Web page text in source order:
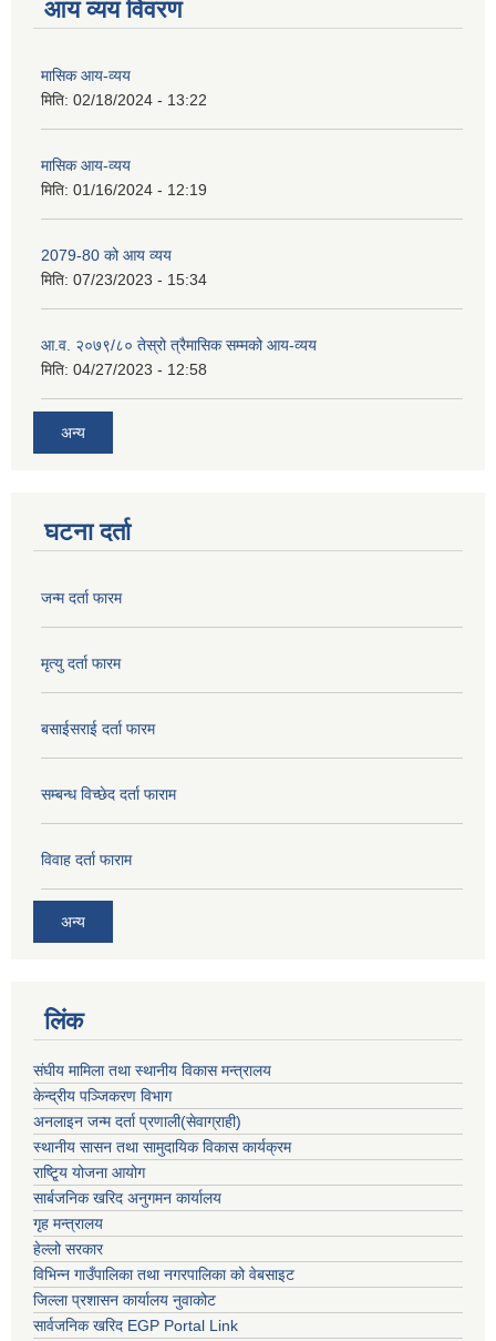
आय व्यय विवरण
मासिक आय-व्यय
मिति: 02/18/2024 - 13:22
मासिक आय-व्यय
मिति: 01/16/2024 - 12:19
2079-80 को आय व्यय
मिति: 07/23/2023 - 15:34
आ.व. २०७९/८० तेस्रो त्रैमासिक सम्मको आय-व्यय
मिति: 04/27/2023 - 12:58
अन्य
घटना दर्ता
जन्म दर्ता फारम
मृत्यु दर्ता फारम
बसाईसराई दर्ता फारम
सम्बन्ध विच्छेद दर्ता फाराम
विवाह दर्ता फाराम
अन्य
लिंक
संघीय मामिला तथा स्थानीय विकास मन्त्रालय
केन्द्रीय पञ्जिकरण विभाग
अनलाइन जन्म दर्ता प्रणाली(सेवाग्राही)
स्थानीय सासन तथा सामुदायिक विकास कार्यक्रम
राष्टि्ृय योजना आयोग
सार्बजनिक खरिद अनुगमन कार्यालय
गृह मन्त्रालय
हेल्लो सरकार
विभिन्न गाउँपालिका तथा नगरपालिका को वेबसाइट
जिल्ला प्रशासन कार्यालय नुवाकोट
सार्वजनिक खरिद EGP Portal Link